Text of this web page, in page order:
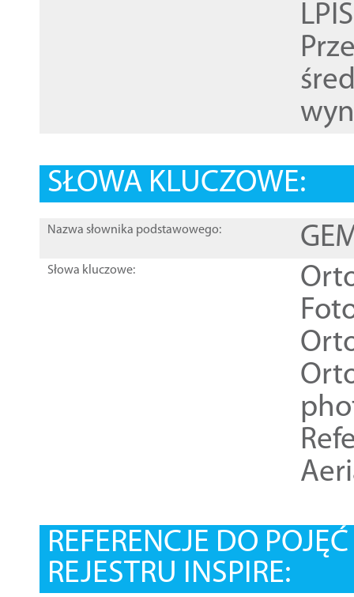
SŁOWA KLUCZOWE:
Nazwa słownika podstawowego:
Słowa kluczowe:
REFERENCJE DO
REJESTRU INSPIRE: